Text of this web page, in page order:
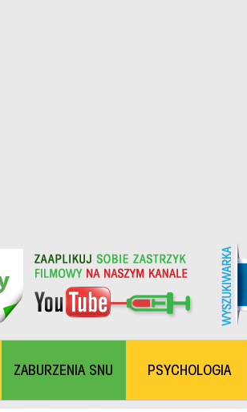
ZABURZENIA SNU PSYCHOLOGIA